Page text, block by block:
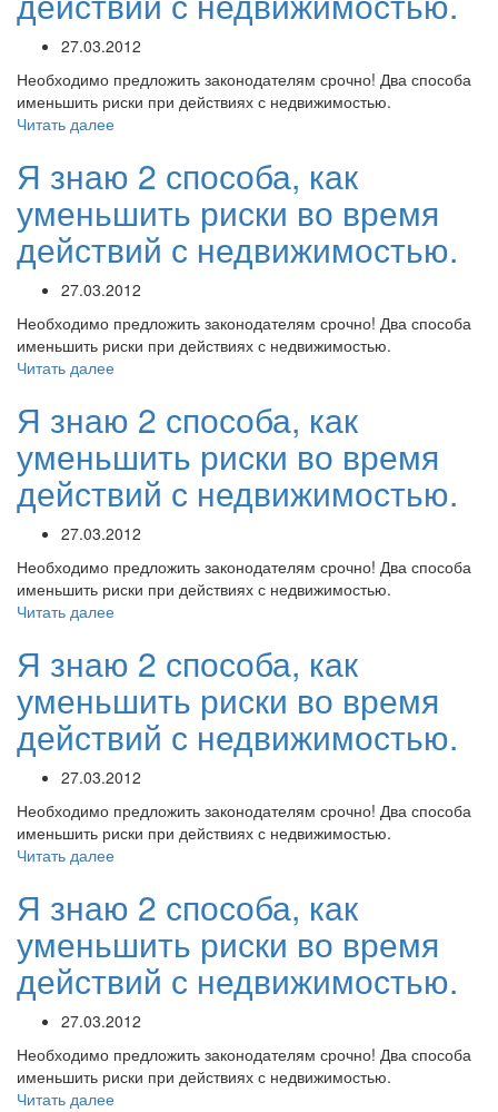
27.03.2012
Необходимо предложить законодателям срочно! Два способа
именьшить риски при действиях с недвижимостью.
Читать далее
Я знаю 2 способа, как
уменьшить риски во время
действий с недвижимостью.
27.03.2012
Необходимо предложить законодателям срочно! Два способа
именьшить риски при действиях с недвижимостью.
Читать далее
Я знаю 2 способа, как
уменьшить риски во время
действий с недвижимостью.
27.03.2012
Необходимо предложить законодателям срочно! Два способа
именьшить риски при действиях с недвижимостью.
Читать далее
Я знаю 2 способа, как
уменьшить риски во время
действий с недвижимостью.
27.03.2012
Необходимо предложить законодателям срочно! Два способа
именьшить риски при действиях с недвижимостью.
Читать далее
Я знаю 2 способа, как
уменьшить риски во время
действий с недвижимостью.
27.03.2012
Необходимо предложить законодателям срочно! Два способа
именьшить риски при действиях с недвижимостью.
Читать далее